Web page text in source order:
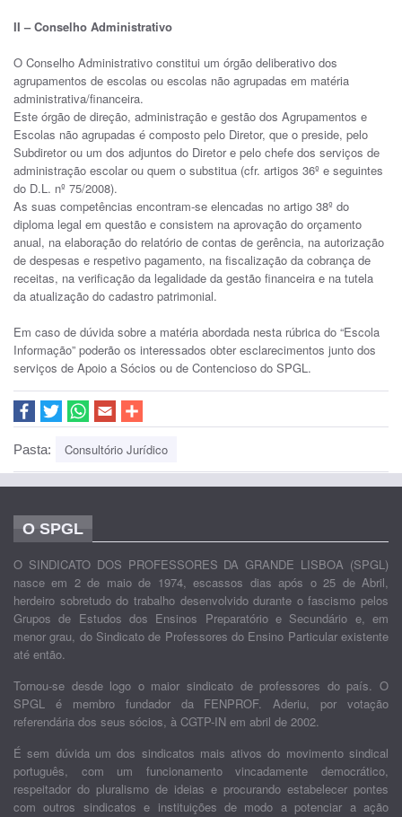
II – Conselho Administrativo
O Conselho Administrativo constitui um órgão deliberativo dos
agrupamentos de escolas ou escolas não agrupadas em matéria
administrativa/financeira.
Este órgão de direção, administração e gestão dos Agrupamentos e
Escolas não agrupadas é composto pelo Diretor, que o preside, pelo
Subdiretor ou um dos adjuntos do Diretor e pelo chefe dos serviços de
administração escolar ou quem o substitua (cfr. artigos 36º e seguintes
do D.L. nº 75/2008).
As suas competências encontram-se elencadas no artigo 38º do
diploma legal em questão e consistem na aprovação do orçamento
anual, na elaboração do relatório de contas de gerência, na autorização
de despesas e respetivo pagamento, na fiscalização da cobrança de
receitas, na verificação da legalidade da gestão financeira e na tutela
da atualização do cadastro patrimonial.
Em caso de dúvida sobre a matéria abordada nesta rúbrica do “Escola
Informação” poderão os interessados obter esclarecimentos junto dos
serviços de Apoio a Sócios ou de Contencioso do SPGL.
Pasta: Consultório Jurídico
O SPGL
O SINDICATO DOS PROFESSORES DA GRANDE LISBOA (SPGL)
nasce em 2 de maio de 1974, escassos dias após o 25 de Abril,
herdeiro sobretudo do trabalho desenvolvido durante o fascismo pelos
Grupos de Estudos dos Ensinos Preparatório e Secundário e, em
menor grau, do Sindicato de Professores do Ensino Particular existente
até então.
Tornou-se desde logo o maior sindicato de professores do país. O
SPGL é membro fundador da FENPROF. Aderiu, por votação
referendária dos seus sócios, à CGTP-IN em abril de 2002.
É sem dúvida um dos sindicatos mais ativos do movimento sindical
português, com um funcionamento vincadamente democrático,
respeitador do pluralismo de ideias e procurando estabelecer pontes
com outros sindicatos e instituições de modo a potenciar a ação